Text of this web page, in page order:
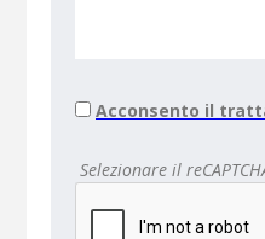
Acconsento il
Selezionare il